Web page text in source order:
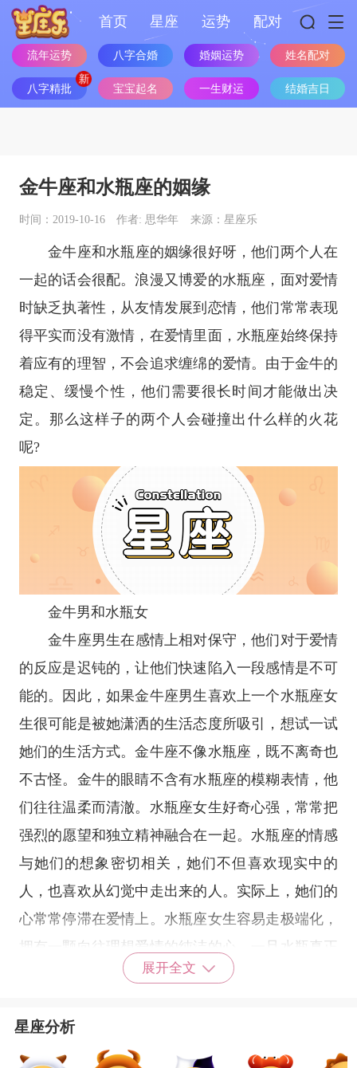
首页 星座 运势 配对
流年运势 八字合婚 婚姻运势 姓名配对
八字精批 宝宝起名 一生财运 结婚吉日
金牛座和水瓶座的姻缘
时间：2019-10-16 作者: 思华年 来源：星座乐
金牛座和水瓶座的姻缘很好呀，他们两个人在
一起的话会很配。浪漫又博爱的水瓶座 ，面对爱情
时缺乏执著性，从友情发展到恋情，他们常常表现
得平实而没有激情，在爱情里面，水瓶座始终保持
着应有的理智，不会追求缠绵的爱情。由于金牛的
稳定、缓慢个性，他们需要很长时间才能做出决
定。那么这样子的两个人会碰撞出什么样的火花
呢?
金牛男和水瓶女
金牛座男生在感情上相对保守，他们对于爱情
的反应是迟钝的，让他们快速陷入一段感情是不可
能的。因此，如果金牛座男生喜欢上一个水瓶座女
生很可能是被她潇洒的生活态度所吸引，想试一试
她们的生活方式。金牛座不像水瓶座，既不离奇也
不古怪。金牛的眼睛不含有水瓶座的模糊表情，他
们往往温柔而清澈。水瓶座女生好奇心强，常常把
强烈的愿望和独立精神融合在一起。水瓶座的情感
与她们的想象密切相关，她们不但喜欢现实中的
人，也喜欢从幻觉中走出来的人。实际上，她们的
心常常停滞在爱情上。水瓶座女生容易走极端化，
拥有一颗向往理想爱情的纯洁的心，一旦水瓶真正
发现了自己的爱，那么她会把自己全部的智慧、全
己所热爱的人。
金牛座男生和水瓶座女生之间即使是相互都有
展开全文
星座分析